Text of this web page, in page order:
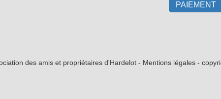
PAIEMENT
des amis et propriétaires d'Hardelot - Mentions légales -